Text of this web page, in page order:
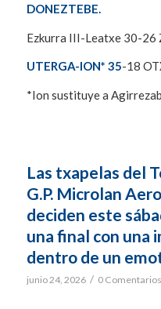
DONEZTEBE.
Ezkurra III-Leatxe 30-
UTERGA-ION* 35-18
*Ion sustituye a
Las txapelas del
G.P. Microlan
deciden este
una final con una
dentro de un
junio 24, 2026 / 0 Comentarios